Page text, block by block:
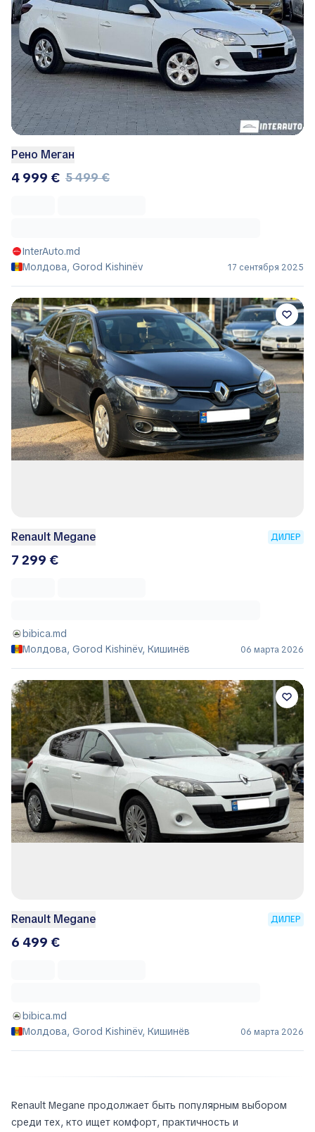
Рено Меган
4 999 € 5 499 €
InterAuto.md
Молдова, Gorod Kishinëv
17 сентября 2025
Renault Megane ДИЛЕР
7 299 €
bibica.md
Молдова, Gorod Kishinëv, Кишинёв
06 марта 2026
Renault Megane ДИЛЕР
6 499 €
bibica.md
Молдова, Gorod Kishinëv, Кишинёв
06 марта 2026
Renault Megane продолжает быть популярным выбором
среди тех, кто ищет комфорт, практичность и